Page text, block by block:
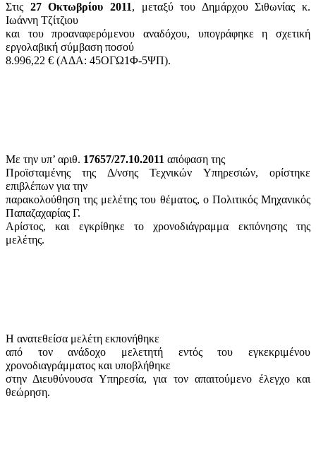
Στις 27 Οκτωβρίου 2011, μεταξύ του Δημάρχου Σιθωνίας κ.
Ιωάννη Τζίτζιου
και του προαναφερόμενου αναδόχου, υπογράφηκε η σχετική
εργολαβική σύμβαση ποσού
8.996,22 € (ΑΔΑ: 45ΟΓΩ1Φ-5ΨΠ).
Με την υπ’ αριθ. 17657/27.10.2011 απόφαση της
Προϊσταμένης της Δ/νσης Τεχνικών Υπηρεσιών, ορίστηκε
επιβλέπων για την
παρακολούθηση της μελέτης του θέματος, ο Πολιτικός Μηχανικός
Παπαζαχαρίας Γ.
Αρίστος, και εγκρίθηκε το χρονοδιάγραμμα εκπόνησης της
μελέτης.
Η ανατεθείσα μελέτη εκπονήθηκε
από τον ανάδοχο μελετητή εντός του εγκεκριμένου
χρονοδιαγράμματος και υποβλήθηκε
στην Διευθύνουσα Υπηρεσία, για τον απαιτούμενο έλεγχο και
θεώρηση.